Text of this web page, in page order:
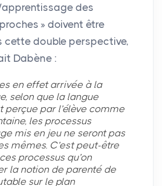
apprentissage des
proches » doivent être
cette double perspective,
Dabène :
en effet arrivée à la
selon que la langue
perçue par l’élève comme
les processus
mis en jeu ne seront pas
mêmes. C’est peut-être
processus qu’on
la notion de parenté de
sur le plan